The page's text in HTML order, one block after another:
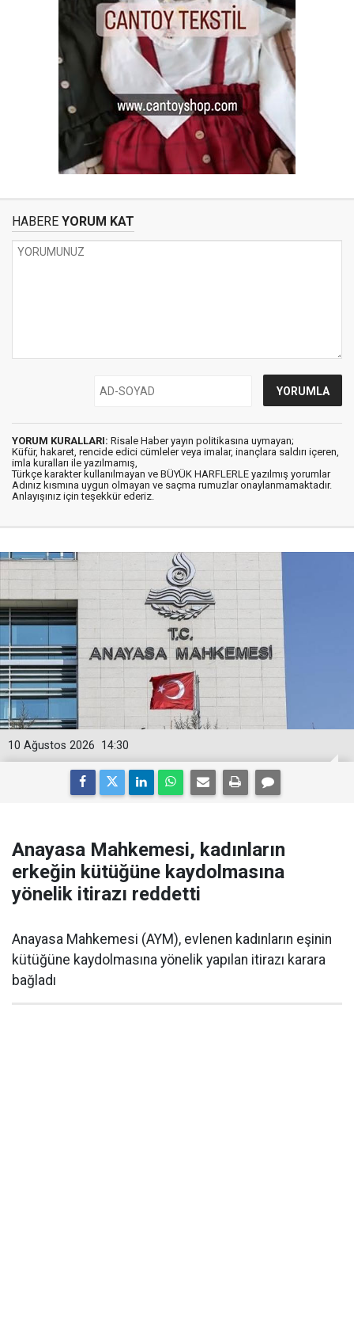
HABERE YORUM KAT
YORUM KURALLARI: Risale Haber yayın politikasına uymayan;
Küfür, hakaret, rencide edici cümleler veya imalar, inançlara saldırı içeren,
imla kuralları ile yazılmamış,
Türkçe karakter kullanılmayan ve BÜYÜK HARFLERLE yazılmış yorumlar
Adınız kısmına uygun olmayan ve saçma rumuzlar onaylanmamaktadır.
Anlayışınız için teşekkür ederiz.
14:30
10 Ağustos 2026
Anayasa Mahkemesi, kadınların
erkeğin kütüğüne kaydolmasına
yönelik itirazı reddetti
Anayasa Mahkemesi (AYM), evlenen kadınların eşinin
kütüğüne kaydolmasına yönelik yapılan itirazı karara
bağladı